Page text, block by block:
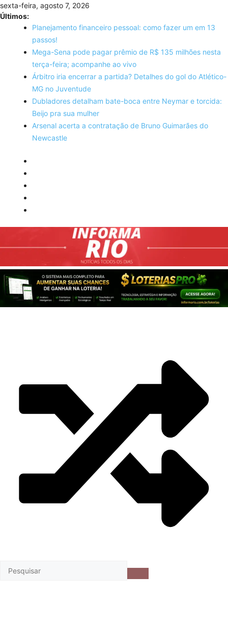
Skip
to
content
sexta-feira, agosto 7, 2026
Últimos:
Planejamento financeiro pessoal: como fazer um em 13
passos!
Mega-Sena pode pagar prêmio de R$ 135 milhões nesta
terça-feira; acompanhe ao vivo
Árbitro iria encerrar a partida? Detalhes do gol do Atlético-
MG no Juventude
Dubladores detalham bate-boca entre Neymar e torcida:
Beijo pra sua mulher
Arsenal acerta a contratação de Bruno Guimarães do
Newcastle